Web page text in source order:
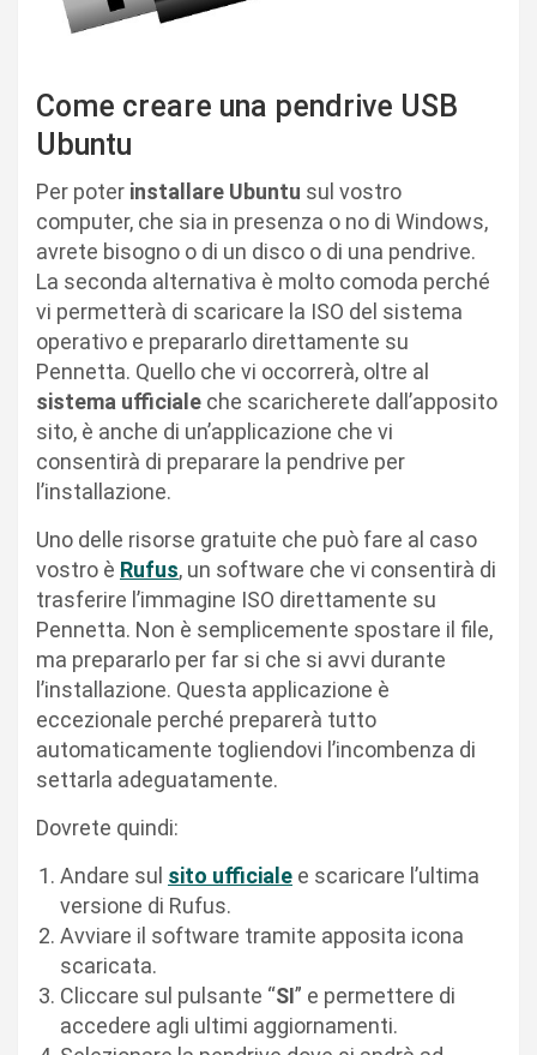
Come creare una pendrive USB
Ubuntu
Per poter installare Ubuntu sul vostro
computer, che sia in presenza o no di Windows,
avrete bisogno o di un disco o di una pendrive.
La seconda alternativa è molto comoda perché
vi permetterà di scaricare la ISO del sistema
operativo e prepararlo direttamente su
Pennetta. Quello che vi occorrerà, oltre al
sistema ufficiale che scaricherete dall’apposito
sito, è anche di un’applicazione che vi
consentirà di preparare la pendrive per
l’installazione.
Uno delle risorse gratuite che può fare al caso
vostro è Rufus, un software che vi consentirà di
trasferire l’immagine ISO direttamente su
Pennetta. Non è semplicemente spostare il file,
ma prepararlo per far si che si avvi durante
l’installazione. Questa applicazione è
eccezionale perché preparerà tutto
automaticamente togliendovi l’incombenza di
settarla adeguatamente.
Dovrete quindi:
Andare sul sito ufficiale e scaricare l’ultima
versione di Rufus.
Avviare il software tramite apposita icona
scaricata.
Cliccare sul pulsante “SI” e permettere di
accedere agli ultimi aggiornamenti.